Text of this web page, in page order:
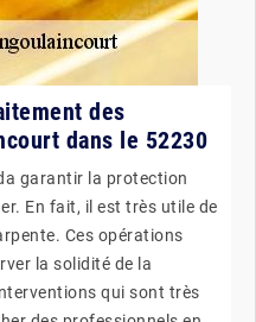
des
dans le 52230
garantir la protection
En fait, il est très utile de
Ces opérations
la solidité de la
qui sont très